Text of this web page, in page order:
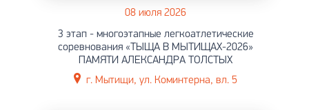
08 июля 2026
3 этап - многоэтапные легкоатлетические
соревнования «ТЫЩА В МЫТИЩАХ-2026»
ПАМЯТИ АЛЕКСАНДРА ТОЛСТЫХ
г. Мытищи, ул. Коминтерна, вл. 5